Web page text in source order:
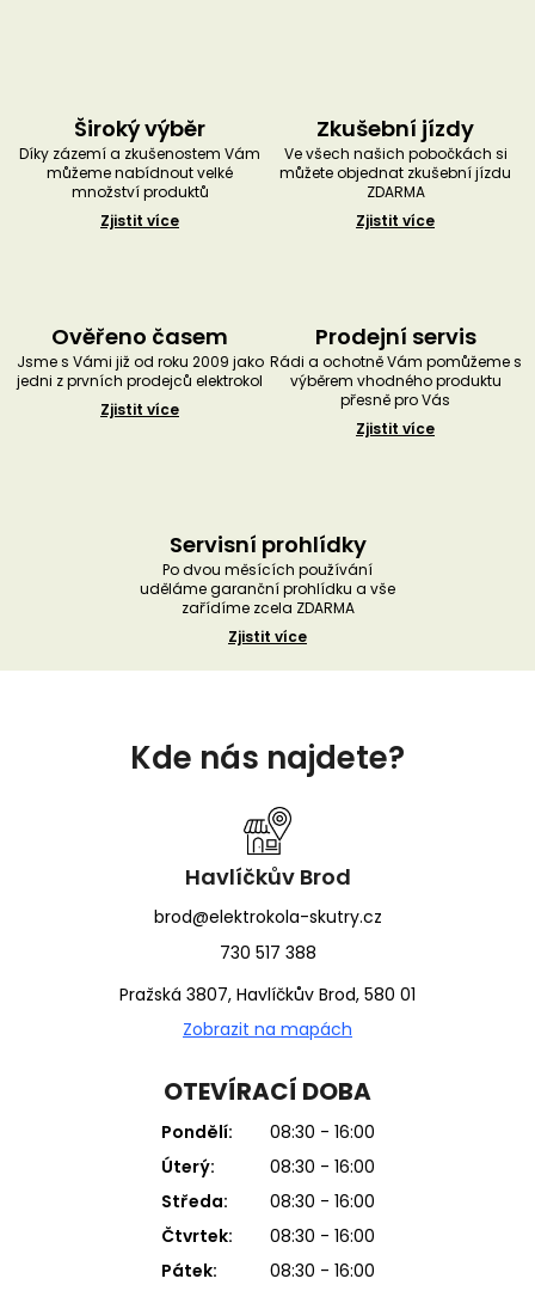
Široký výběr
Díky zázemí a zkušenostem Vám
můžeme nabídnout velké
množství produktů
Zjistit více
Zkušební jízdy
Ve všech našich pobočkách si
můžete objednat zkušební jízdu
ZDARMA
Zjistit více
Ověřeno časem
Jsme s Vámi již od roku 2009 jako
jedni z prvních prodejců elektrokol
Zjistit více
Prodejní servis
Rádi a ochotně Vám pomůžeme s
výběrem vhodného produktu
přesně pro Vás
Zjistit více
Servisní prohlídky
Po dvou měsících používání
uděláme garanční prohlídku a vše
zařídíme zcela ZDARMA
Zjistit více
Kde nás najdete?
Havlíčkův Brod
brod@elektrokola-skutry.cz
730 517 388
Pražská 3807, Havlíčkův Brod, 580 01
Zobrazit na mapách
OTEVÍRACÍ DOBA
Pondělí:
08:30 - 16:00
Úterý:
08:30 - 16:00
Středa:
08:30 - 16:00
Čtvrtek:
08:30 - 16:00
Pátek:
08:30 - 16:00